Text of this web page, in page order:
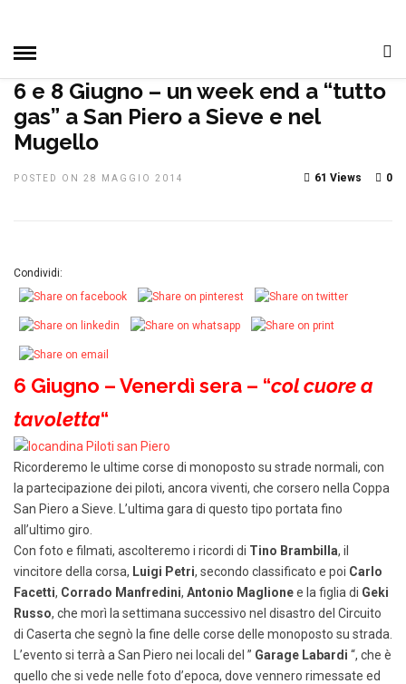
MANIFESTAZIONI
6 e 8 Giugno – un week end a “tutto
gas” a San Piero a Sieve e nel
Mugello
POSTED ON 28 MAGGIO 2014 0
61 Views
Condividi:
6 Giugno – Venerdì sera – “col cuore a
tavoletta“
Ricorderemo le ultime corse di monoposto su strade normali, con
la partecipazione dei piloti, ancora viventi, che corsero nella Coppa
San Piero a Sieve. L’ultima gara di questo tipo portata fino
all’ultimo giro.
Con foto e filmati, ascolteremo i ricordi di Tino Brambilla, il
vincitore della corsa, Luigi Petri, secondo classificato e poi Carlo
Facetti, Corrado Manfredini, Antonio Maglionee la figlia di Geki
Russo, che morì la settimana successivo nel disastro del Circuito
di Caserta che segnò la fine delle corse delle monoposto su strada.
L’evento si terrà a San Piero nei locali del ” Garage Labardi “, che è
quello che si vede nelle foto d’epoca, dove vennero rimessate ed